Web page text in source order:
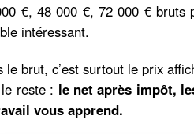
€, 48 000 €, 72 000 €
intéressant.
le brut, c’est surtout le prix
reste : le net après impôt,
vous apprend.